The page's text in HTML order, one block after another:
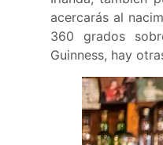
acercarás al
360 grados
Guinness, hay